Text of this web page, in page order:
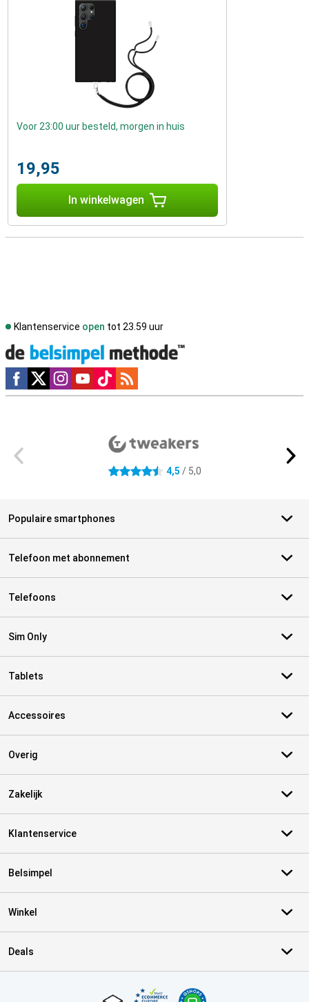
Voor 23:00 uur besteld, morgen in huis
19,95
In winkelwagen
Klantenservice open tot 23.59 uur
Social media
4.5 sterren 4,5 / 5,0
Populaire smartphones
Telefoon met abonnement
Telefoons
Sim Only
Tablets
Accessoires
Overig
Zakelijk
Klantenservice
Belsimpel
Winkel
Deals